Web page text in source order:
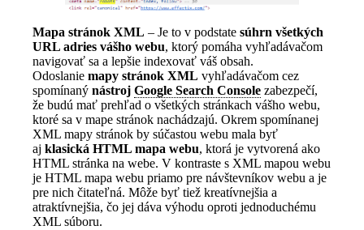
Mapa stránok XML– Je to v podstatesúhrn všetkých
URL adries vášho webu, ktorý pomáha vyhľadávačom
navigovať sa a lepšie indexovať váš obsah.
Odoslaniemapy stránok XML vyhľadávačom cez
spomínanýnástrojGoogle Search Console zabezpečí,
že budú mať prehľad o všetkých stránkach vášho webu,
ktoré sa v mape stránok nachádzajú. Okrem spomínanej
XML mapy stránok by súčastou webu mala byť
ajklasická HTML mapa webu, ktorá je vytvorená ako
HTML stránka na webe. V kontraste s XML mapou webu
je HTML mapa webu priamo pre návštevníkov webu a je
pre nich čitateľná. Môže byť tiež kreatívnejšia a
atraktívnejšia, čo jej dáva výhodu oproti jednoduchému
XML súboru.